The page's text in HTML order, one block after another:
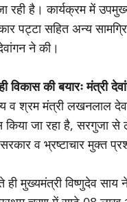
रही है। कार्यक्रम में
पट्टा सहित अन्य
ने की।
की बयारः मंत्री
व श्रम मंत्री लखनलाल
किया जा रहा है, सरगुजा
सरकार व भ्रष्टाचार मुक्त
ही मुख्यमंत्री विष्णुदेव